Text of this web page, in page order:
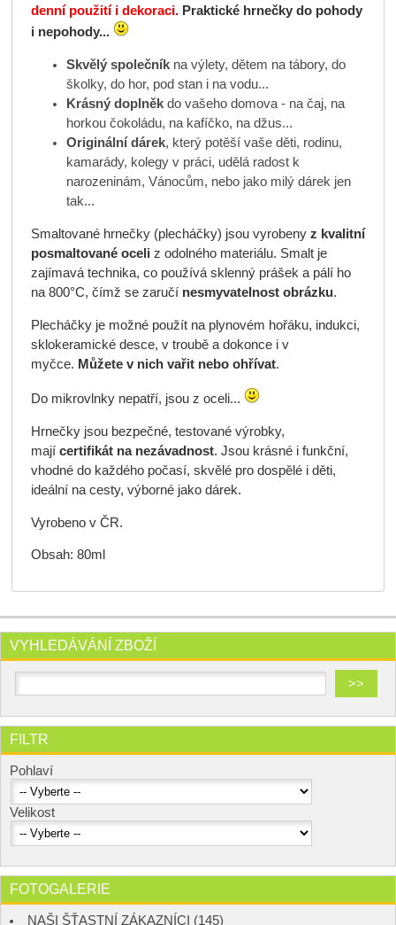
denní použití i dekoraci. Praktické hrnečky do pohody
i nepohody...
Skvělý společníkna výlety, dětem na tábory, do
školky, do hor, pod stan i na vodu...
Krásný doplněkdo vašeho domova - na čaj, na
horkou čokoládu, na kafíčko, na džus...
Originální dárek, který potěší vaše děti, rodinu,
kamarády, kolegy v práci, udělá radost k
narozeninám, Vánocům, nebo jako milý dárek jen
tak...
Smaltované hrnečky (plecháčky) jsou vyrobeny z kvalitní
posmaltované oceli z odolného materiálu. Smalt je
zajímavá technika, co používá sklenný prášek a pálí ho
na 800°C, čímž se zaručí nesmyvatelnost obrázku.
Plecháčky je možné použít na plynovém hořáku, indukci,
sklokeramické desce, v troubě a dokonce i v
myčce. Můžete v nich vařit nebo ohřívat.
Do mikrovlnky nepatří, jsou z oceli...
Hrnečky jsou bezpečné, testované výrobky,
mají certifikát na nezávadnost. Jsou krásné i funkční,
vhodné do každého počasí, skvělé pro dospělé i děti,
ideální na cesty, výborné jako dárek.
Vyrobeno v ČR.
Obsah: 80ml
VYHLEDÁVÁNÍ ZBOŽÍ
FILTR
Pohlaví
Velikost
FOTOGALERIE
NAŠI ŠŤASTNÍ ZÁKAZNÍCI (145)